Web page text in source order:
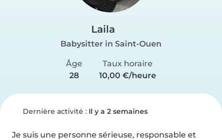
Laila
Babysitter in Saint-Ouen
Âge
28
Taux horaire
10,00 €/heure
Dernière activité : Il y a 2 semaines
Je suis une personne sérieuse, responsable et